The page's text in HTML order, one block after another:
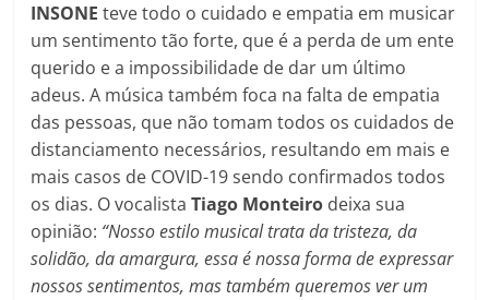
INSONEteve todo o cuidado e empatia em musicar
um sentimento tão forte, que é a perda de um ente
querido e a impossibilidade de dar um último
adeus. A música também foca na falta de empatia
das pessoas, que não tomam todos os cuidados de
distanciamento necessários, resultando em mais e
mais casos de COVID-19 sendo confirmados todos
os dias. O vocalistaTiago Monteiro deixa sua
opinião: “Nosso estilo musical trata da tristeza, da
solidão, da amargura, essa é nossa forma de expressar
nossos sentimentos, mas também queremos ver um